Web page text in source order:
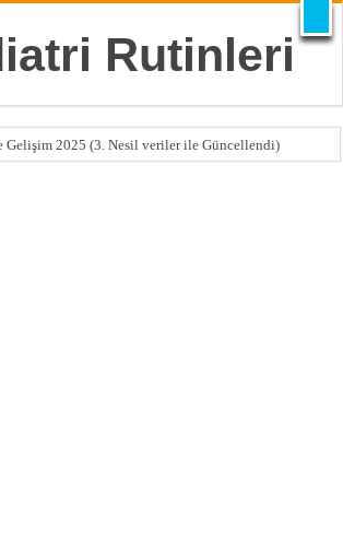
X
Gelişim 2025 (3. Nesil veriler ile Güncellendi)